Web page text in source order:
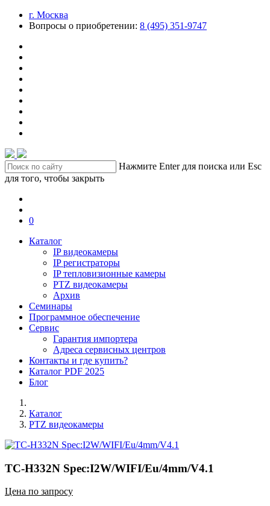
г. Москва
Вопросы о приобретении: 8 (495) 351-9747
Нажмите Enter для поиска или Esc
для того, чтобы закрыть
0
Каталог
IP видеокамеры
IP регистраторы
IP тепловизионные камеры
PTZ видеокамеры
Архив
Семинары
Программное обеспечение
Сервис
Гарантия импортера
Адреса сервисных центров
Контакты и где купить?
Каталог PDF 2025
Блог
Каталог
PTZ видеокамеры
TC-H332N Spec:I2W/WIFI/Eu/4mm/V4.1
Цена по запросу